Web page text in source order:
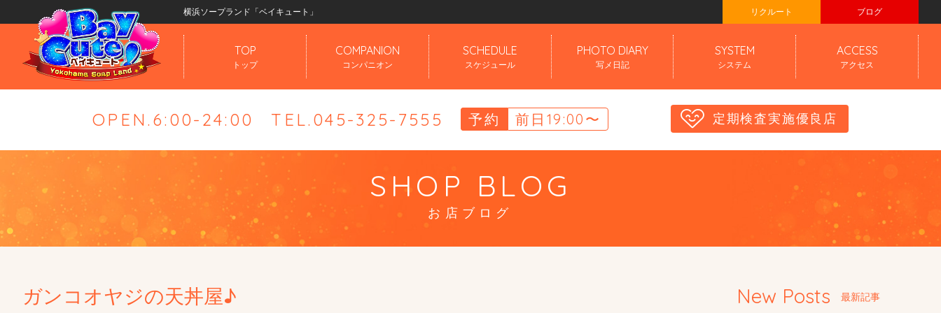
横浜ソープランド「ベイキュート」 リクルート ブログ
TOP
トップ
COMPANION
コンパニオン
SCHEDULE
スケジュール
PHOTO DIARY
写メ日記
SYSTEM
システム
ACCESS
アクセス
OPEN.6:00-24:00 TEL.045-325-7555 予約 前日19:00〜 定期検査実施優良店
SHOP BLOG
お店ブログ
ガンコオヤジの天丼屋♪ New Posts 最新記事